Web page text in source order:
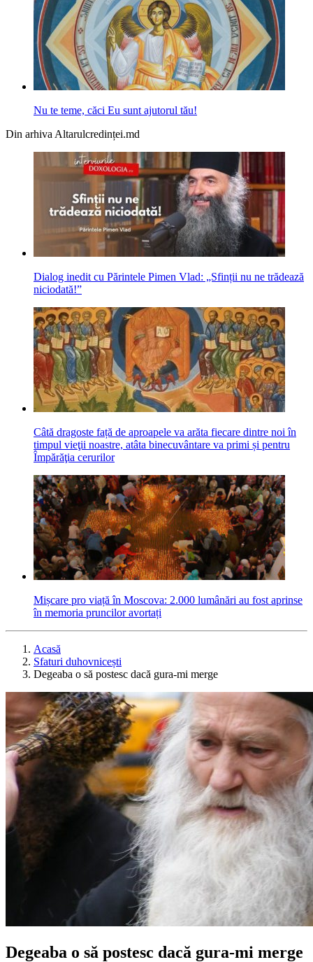
Nu te teme, căci Eu sunt ajutorul tău!
Din arhiva Altarulcredinței.md
Dialog inedit cu Părintele Pimen Vlad: „Sfinții nu ne trădează
niciodată!”
Câtă dragoste față de aproapele va arăta fiecare dintre noi în
timpul vieţii noastre, atâta binecuvântare va primi și pentru
Împărăţia cerurilor
Mișcare pro viață în Moscova: 2.000 lumânări au fost aprinse
în memoria pruncilor avortați
Acasă
Sfaturi duhovnicești
Degeaba o să postesc dacă gura-mi merge
Degeaba o să postesc dacă gura-mi merge